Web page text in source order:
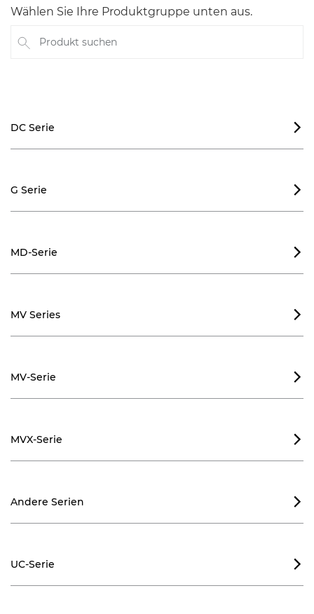
Wählen Sie Ihre Produktgruppe unten aus.
Produkt suchen
DC Serie 
G Serie 
MD-Serie 
MV Series 
MV-Serie 
MVX-Serie 
Andere Serien 
UC-Serie 